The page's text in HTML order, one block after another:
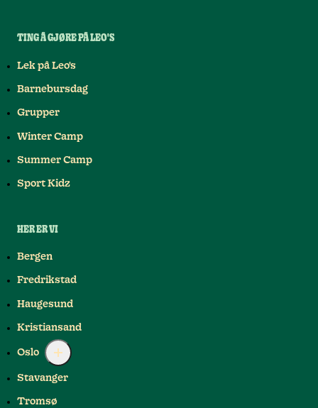
TING Å GJØRE PÅ LEO'S
Lek på Leo's
Barnebursdag
Grupper
Winter Camp
Summer Camp
Sport Kidz
HER ER VI
Bergen
Fredrikstad
Haugesund
Kristiansand
Oslo
Stavanger
Tromsø